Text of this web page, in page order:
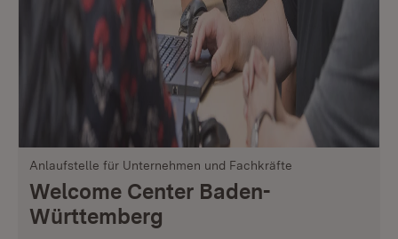
Anlaufstelle für Unternehmen und Fachkräfte
Welcome Center Baden-
Württemberg